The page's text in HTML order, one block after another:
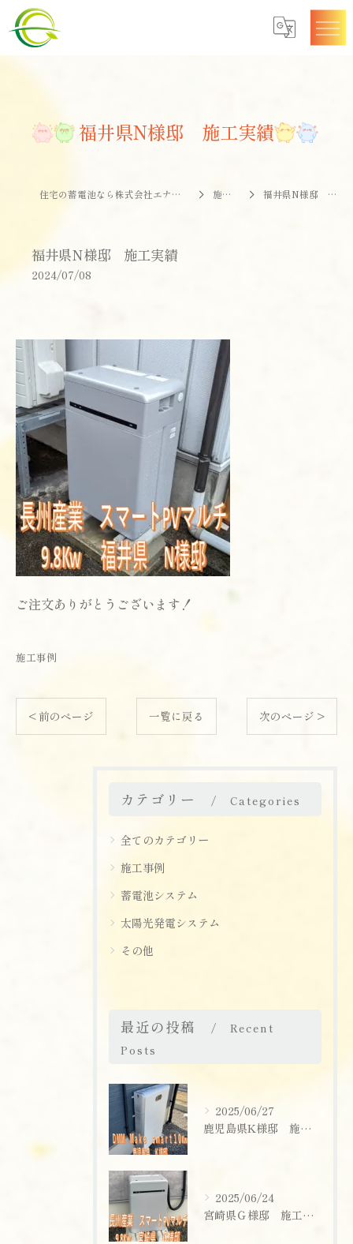
福井県N様邸 施工実績
住宅の蓄電池なら株式会社エナジークオリティー 施工事例 福井県N様邸 施工実績
福井県N様邸 施工実績
2024/07/08
ご注文ありがとうございます！
施工事例
< 前のページ 一覧に戻る 次のページ >
カテゴリー Categories
全てのカテゴリー
施工事例
蓄電池システム
太陽光発電システム
その他
最近の投稿
Recent
Posts
2025/06/27
鹿児島県K様邸 施工実績
2025/06/24
宮崎県Ｇ様邸 施工実績